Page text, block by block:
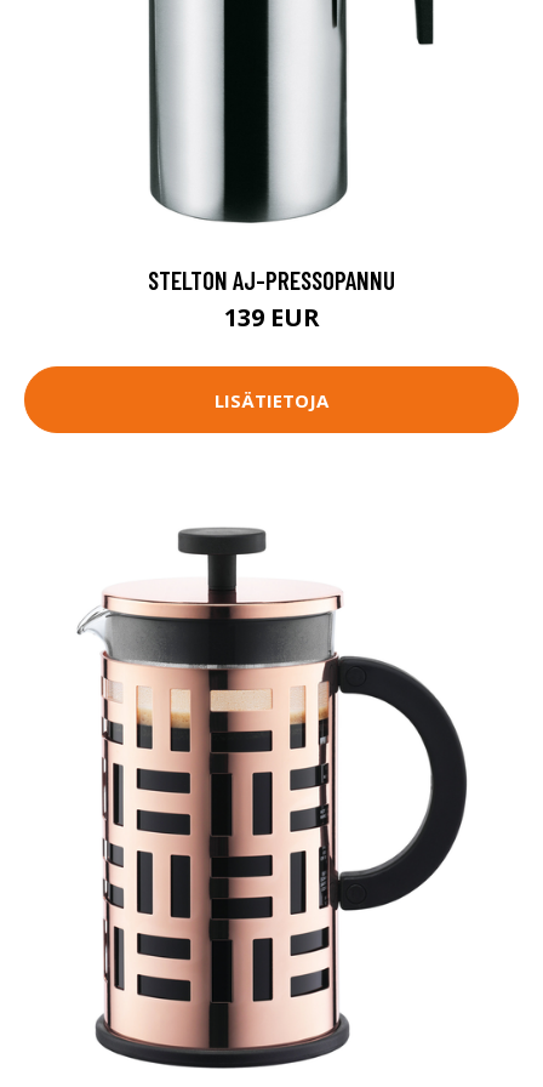
STELTON AJ-PRESSOPANNU
139 EUR
LISÄTIETOJA